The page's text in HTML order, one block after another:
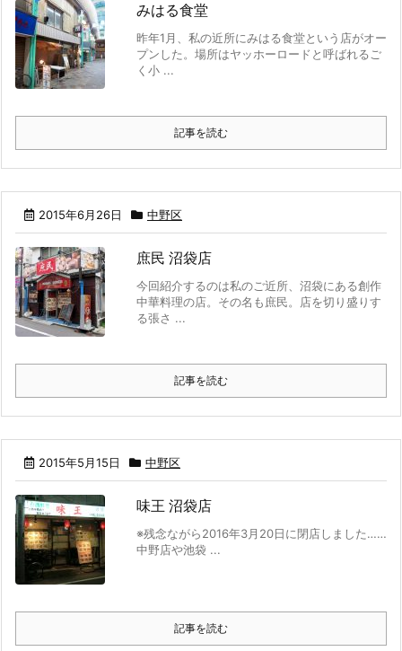
みはる食堂
昨年1月、私の近所にみはる食堂という店がオー
プンした。場所はヤッホーロードと呼ばれるご
く小 ...
記事を読む
2015年6月26日 中野区
庶民 沼袋店
今回紹介するのは私のご近所、沼袋にある創作
中華料理の店。その名も庶民。店を切り盛りす
る張さ ...
記事を読む
2015年5月15日 中野区
味王 沼袋店
※残念ながら2016年3月20日に閉店しました……
中野店や池袋 ...
記事を読む